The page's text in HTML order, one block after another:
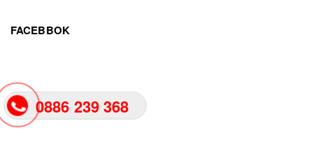
FACEBBOK
0886 239 368